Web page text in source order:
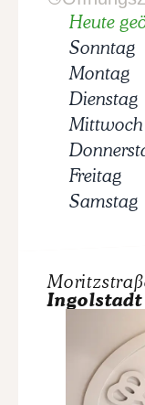
Heute
Sonntag
Montag
Dienstag
Mittwoch
Freitag
Samstag
Ingolstadt